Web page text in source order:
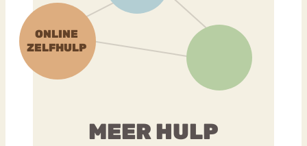
MEER HULP